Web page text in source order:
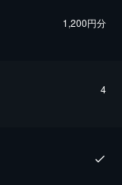
1,200円分
4